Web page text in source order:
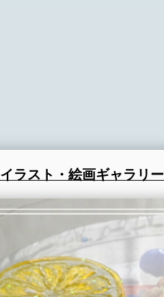
イラスト・絵画ギャラリー